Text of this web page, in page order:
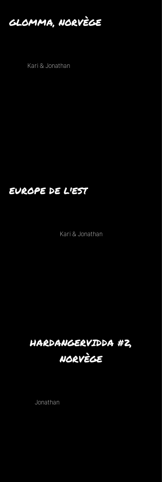
GLOMMA, NORVÈGE
EUROPE DE L'EST
Kari & Jonathan
HARDANGERVIDDA #2,
NORVÈGE
Kari & Jonathan
Jonathan